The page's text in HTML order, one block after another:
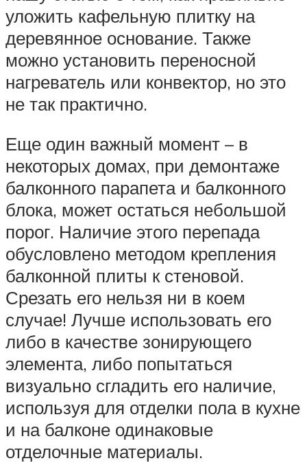
уложить кафельную плитку на
деревянное основание. Также
можно установить переносной
нагреватель или конвектор, но это
не так практично.
Еще один важный момент – в
некоторых домах, при демонтаже
балконного парапета и балконного
блока, может остаться небольшой
порог. Наличие этого перепада
обусловлено методом крепления
балконной плиты к стеновой.
Срезать его нельзя ни в коем
случае! Лучше использовать его
либо в качестве зонирующего
элемента, либо попытаться
визуально сгладить его наличие,
используя для отделки пола в кухне
и на балконе одинаковые
отделочные материалы.